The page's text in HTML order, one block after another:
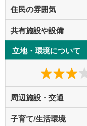
住民の雰囲気
共有施設や設備
立地・環境について
周辺施設・交通
子育て/生活環境